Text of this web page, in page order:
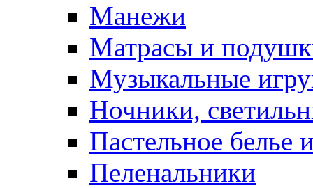
Манежи
Матрасы и
Музыкальные
Ночники,
Пастельное белье
Пеленальники